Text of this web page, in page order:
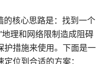
核心思路是：找到一个
地理和网络限制造成阻碍
护措施来使用。下面是一
位到合适的方案：